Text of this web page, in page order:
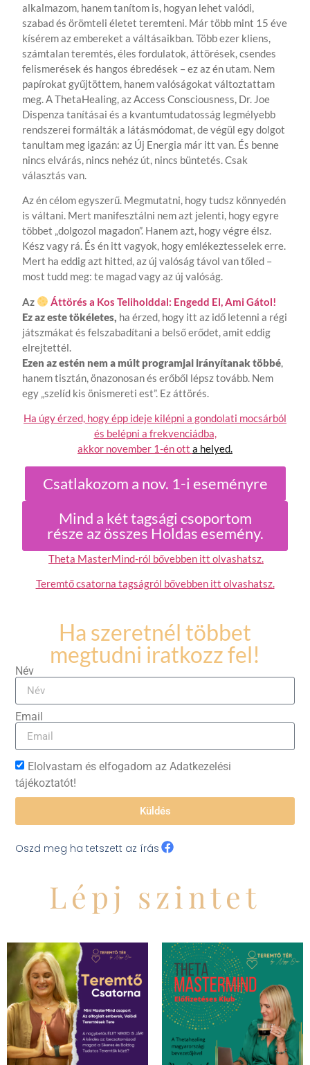
alkalmazom, hanem tanítom is, hogyan lehet valódi,
szabad és örömteli életet teremteni. Már több mint 15 éve
kísérem az embereket a váltásaikban. Több ezer kliens,
számtalan teremtés, éles fordulatok, áttörések, csendes
felismerések és hangos ébredések – ez az én utam. Nem
papírokat gyűjtöttem, hanem valóságokat változtattam
meg. A ThetaHealing, az Access Consciousness, Dr. Joe
Dispenza tanításai és a kvantumtudatosság legmélyebb
rendszerei formálták a látásmódomat, de végül egy dolgot
tanultam meg igazán: az Új Energia már itt van. És benne
nincs elvárás, nincs nehéz út, nincs büntetés. Csak
választás van.
Az én célom egyszerű. Megmutatni, hogy tudsz könnyedén
is váltani. Mert manifesztálni nem azt jelenti, hogy egyre
többet „dolgozol magadon”. Hanem azt, hogy végre élsz.
Kész vagy rá. És én itt vagyok, hogy emlékeztesselek erre.
Mert ha eddig azt hitted, az új valóság távol van tőled –
most tudd meg: te magad vagy az új valóság.
Az
Áttörés a Kos Teliholddal: Engedd El, Ami Gátol!
Ez az este tökéletes, ha érzed, hogy itt az idő letenni a régi
játszmákat és felszabadítani a belső erődet, amit eddig
elrejtettél.
Ezen az estén nem a múlt programjai irányítanak többé,
hanem tisztán, önazonosan és erőből lépsz tovább. Nem
egy „szelíd kis önismereti est”. Ez áttörés.
Ha úgy érzed, hogy épp ideje kilépni a gondolati mocsárból
és belépni a frekvenciádba,
akkor november 1-én ott a helyed.
Csatlakozom a nov. 1-i eseményre
Mind a két tagsági csoportom
része az összes Holdas esemény.
Theta MasterMind-ról bővebben itt olvashatsz.
Teremtő csatorna tagságról bővebben itt olvashatsz.
Ha szeretnél többet
megtudni iratkozz fel!
Név
Email
Elolvastam és elfogadom az Adatkezelési
tájékoztatót!
Küldés
Oszd meg ha tetszett az írás
Lépj szintet